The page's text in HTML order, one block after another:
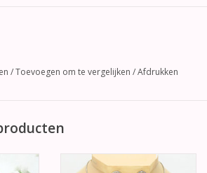
/Toevoegen om te vergelijken /Afdrukken